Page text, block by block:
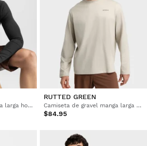
Playera de gravel manga larga hombre
RUTTED GREEN
Camiseta de gravel manga larga algodón hombre
$84.95